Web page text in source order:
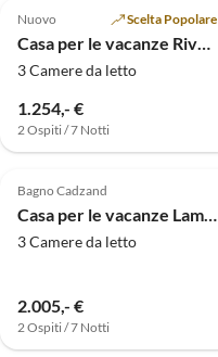
Nuovo Scelta Popolare
3 Camere da letto
1.254,- €
2 Ospiti / 7 Notti
Bagno Cadzand
3 Camere da letto
2.005,- €
2 Ospiti / 7 Notti